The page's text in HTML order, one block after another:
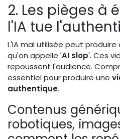
2. Les pièges à
l'IA tue
L'IA mal utilisée peut
qu'on appelle 'AI slop'. Ces
repoussent l'audience.
essentiel pour produire une
authentique.
Contenus
robotiques,